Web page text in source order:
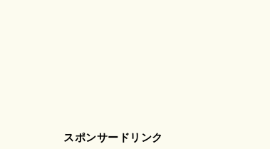
スポンサードリンク